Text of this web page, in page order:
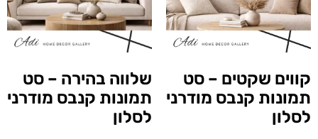
קווים שקטים – סט
תמונות קנבס מודרני
לסלון
שלווה בהירה – סט
תמונות קנבס מודרני
לסלון